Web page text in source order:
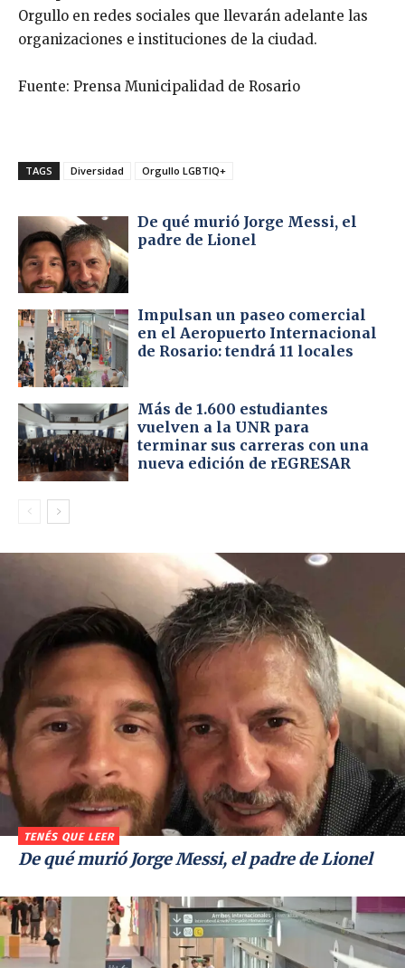
Orgullo en redes sociales que llevarán adelante las
organizaciones e instituciones de la ciudad.
Fuente: Prensa Municipalidad de Rosario
TAGS Diversidad Orgullo LGBTIQ+
De qué murió Jorge Messi, el
padre de Lionel
Impulsan un paseo comercial
en el Aeropuerto Internacional
de Rosario: tendrá 11 locales
Más de 1.600 estudiantes
vuelven a la UNR para
terminar sus carreras con una
nueva edición de rEGRESAR
TENÉS QUE LEER
De qué murió Jorge Messi, el padre de Lionel